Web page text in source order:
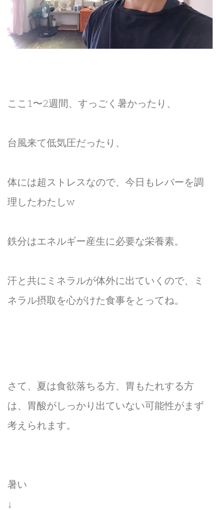
ここ1〜2週間、すっごく暑かったり、
台風来て低気圧だったり、
体には超ストレスなので、今日もレバーを調
理したわたしw
鉄分はエネルギー産生に必要な栄養素。
汗と共にミネラルが体外に出ていくので、ミ
ネラル摂取を心がけた食事をとってね。
さて、夏は食欲落ちる方、胃もたれする方
は、胃酸がしっかり出ていない可能性がまず
考えられます。
暑い
↓